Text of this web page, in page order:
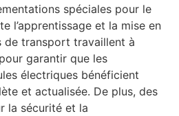
spéciales pour le
l’apprentissage et la mise en
de transport travaillent à
garantir que les
électriques bénéficient
et actualisée. De plus, des
la sécurité et la